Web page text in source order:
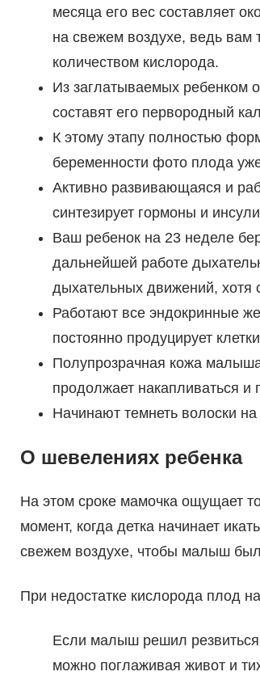
месяца его вес составляет
на свежем воздухе, ведь вам
количеством кислорода.
Из заглатываемых ребенком
составят его первородный
К этому этапу полностью
беременности фото плода
Активно развивающаяся и
синтезирует гормоны и
Ваш ребенок на 23 неделе
дальнейшей работе
дыхательных движений, хотя
Работают все эндокринные
постоянно продуцирует
Полупрозрачная кожа
продолжает накапливаться и
Начинают темнеть волоски на
О шевелениях ребенка
На этом сроке мамочка ощущает
момент, когда детка начинает
свежем воздухе, чтобы малыш
При недостатке кислорода плод
Если малыш решил резвиться
можно поглаживая живот и